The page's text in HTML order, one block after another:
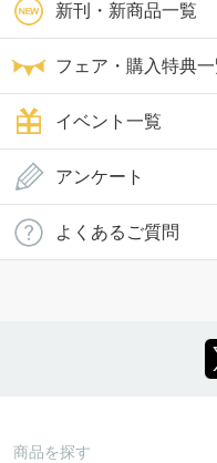
新刊・新商品一覧
フェア・購入特典一
イベント一覧
アンケート
よくあるご質問
商品を探す